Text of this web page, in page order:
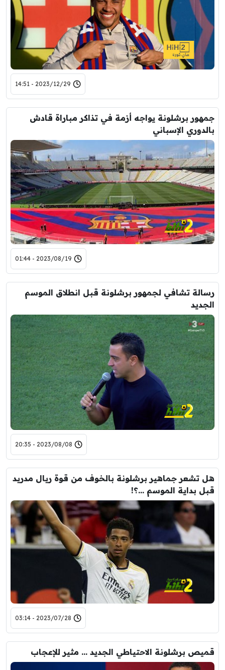
2023/12/29 - 14:51
جمهور برشلونة يواجه أزمة في تذاكر مباراة قادش
بالدوري الإسباني
2023/08/19 - 01:44
رسالة تشافي لجمهور برشلونة قبل انطلاق الموسم
الجديد
2023/08/08 - 20:35
هل تشعر جماهير برشلونة بالخوف من قوة ريال مدريد
قبل بداية الموسم …؟!
2023/07/28 - 03:14
قميص برشلونة الاحتياطي الجديد … مثير للإعجاب